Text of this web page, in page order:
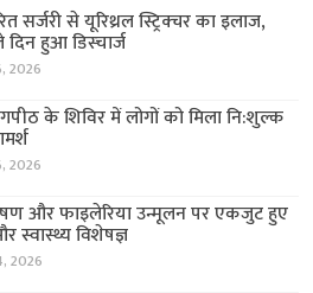
सर्जरी से यूरिथ्रल स्ट्रिक्चर का इलाज,
हुआ डिस्चार्ज
2026
के शिविर में लोगों को मिला नि:शुल्क
2026
और फाइलेरिया उन्मूलन पर एकजुट हुए
स्वास्थ्य विशेषज्ञ
2026